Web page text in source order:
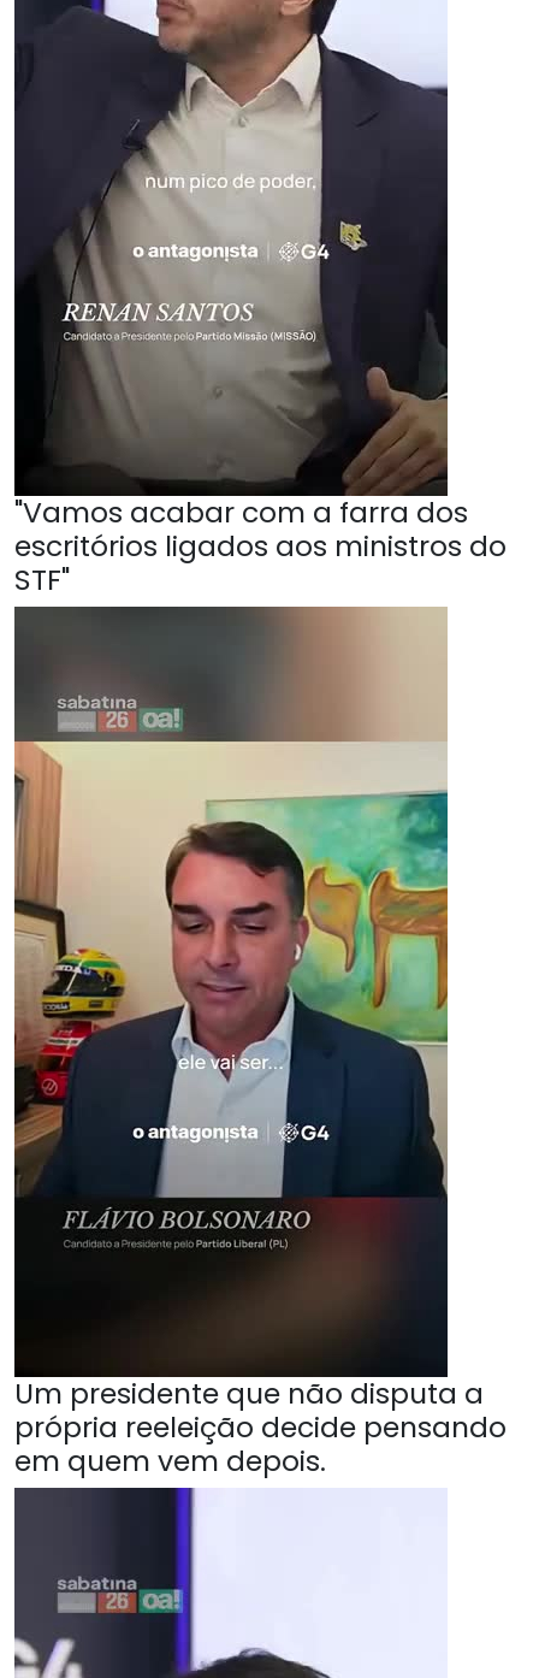
"Vamos acabar com a farra dos
escritórios ligados aos ministros do
STF"
Um presidente que não disputa a
própria reeleição decide pensando
em quem vem depois.